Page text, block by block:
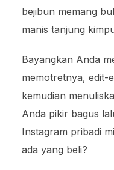
bejibun memang
manis tanjung
Bayangkan Anda
memotretnya, edit-
kemudian
Anda pikir bagus
Instagram pribadi
ada yang beli?